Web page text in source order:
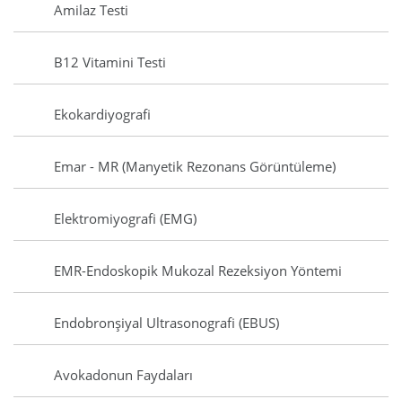
Amilaz Testi
B12 Vitamini Testi
Ekokardiyografi
Emar - MR (Manyetik Rezonans Görüntüleme)
Elektromiyografi (EMG)
EMR-Endoskopik Mukozal Rezeksiyon Yöntemi
Endobronşiyal Ultrasonografi (EBUS)
Avokadonun Faydaları